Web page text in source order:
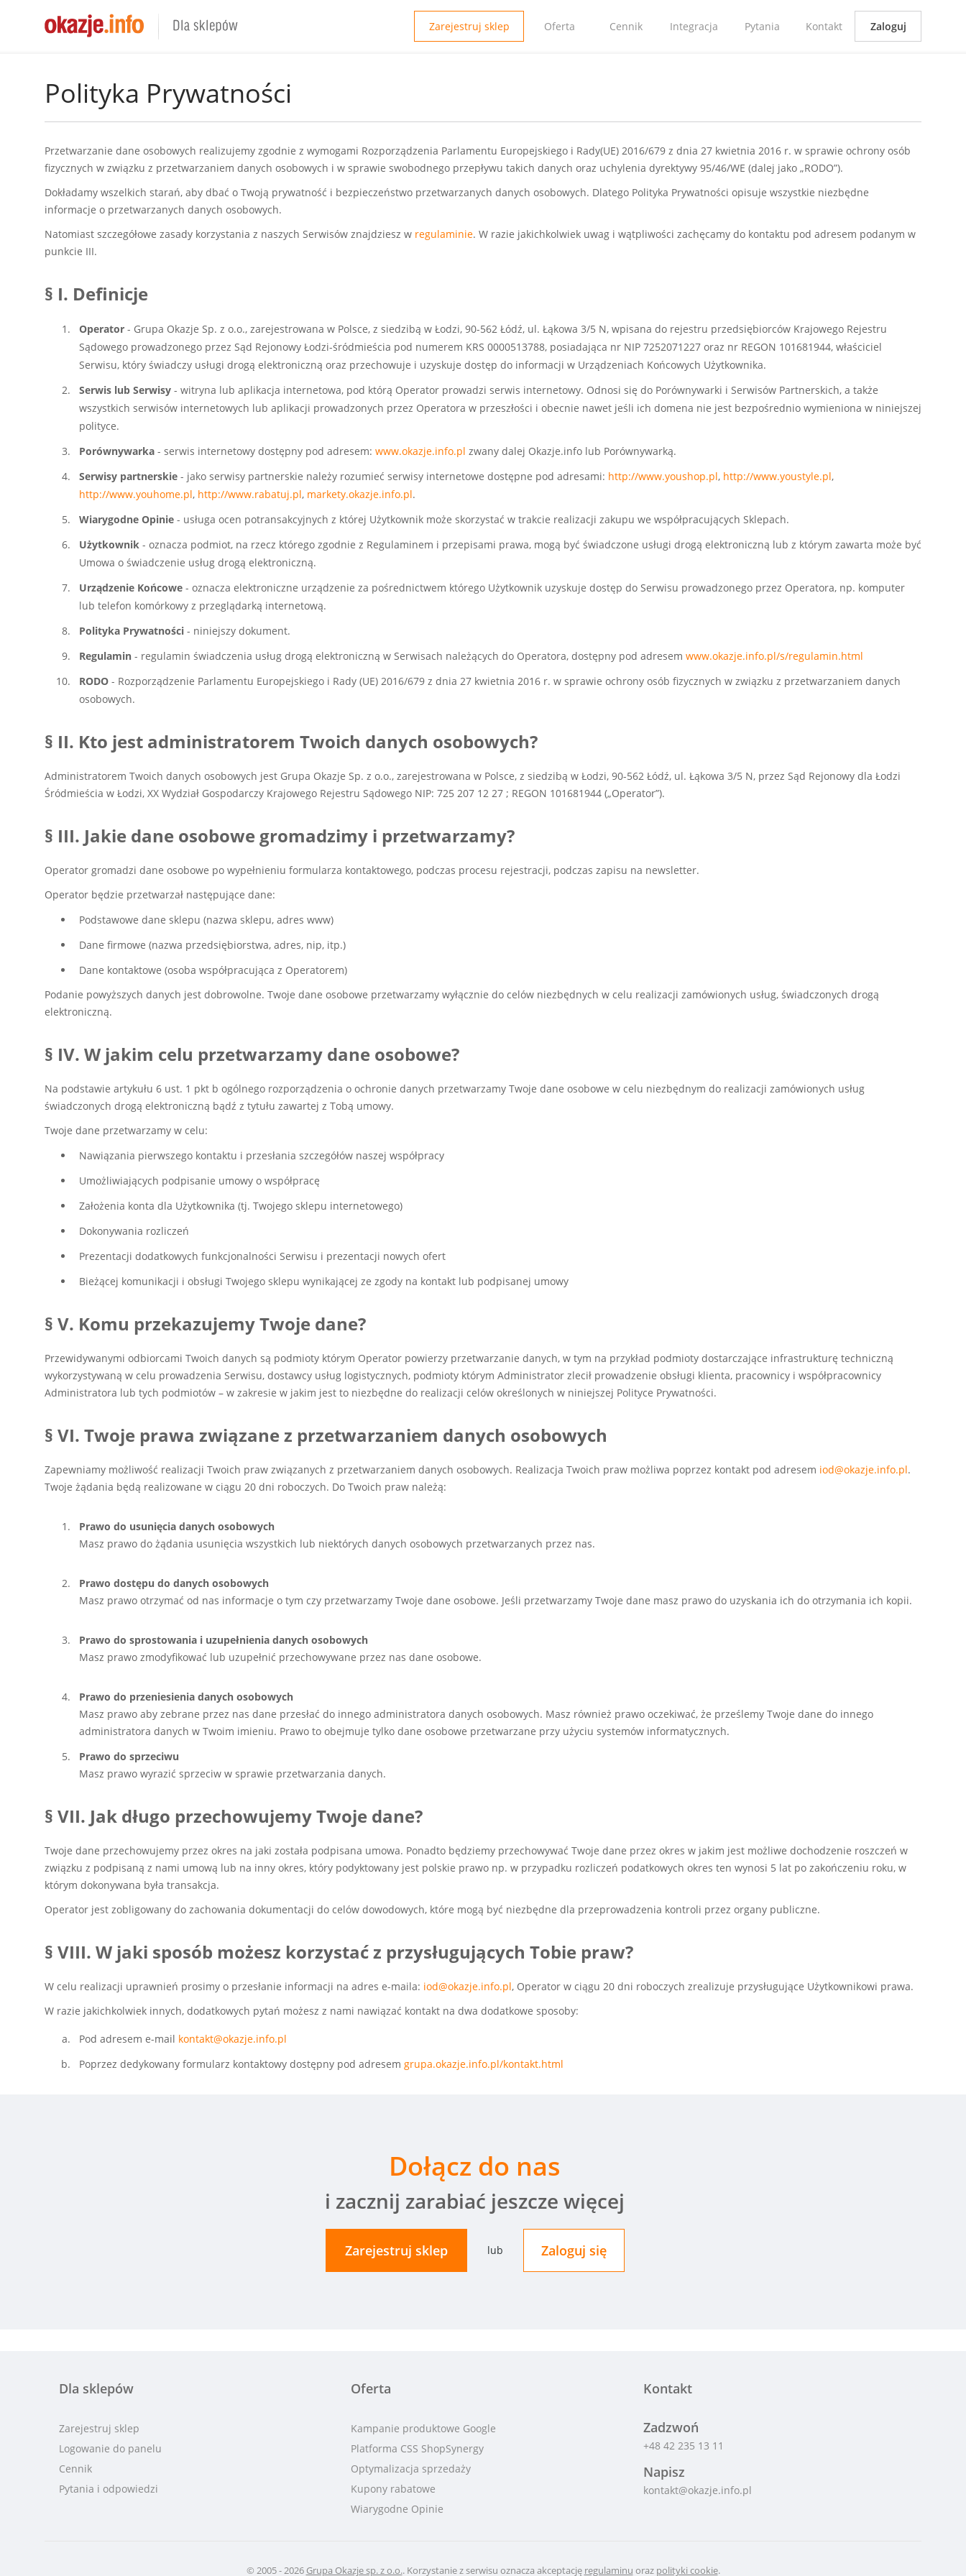
Dla sklepów Zarejestruj sklep Oferta Cennik Integracja Pytania Kontakt Zaloguj
Polityka Prywatności
Przetwarzanie dane osobowych realizujemy zgodnie z wymogami Rozporządzenia Parlamentu Europejskiego i Rady(UE) 2016/679 z dnia 27 kwietnia 2016 r. w sprawie ochrony osób
fizycznych w związku z przetwarzaniem danych osobowych i w sprawie swobodnego przepływu takich danych oraz uchylenia dyrektywy 95/46/WE (dalej jako „RODO”).
Dokładamy wszelkich starań, aby dbać o Twoją prywatność i bezpieczeństwo przetwarzanych danych osobowych. Dlatego Polityka Prywatności opisuje wszystkie niezbędne
informacje o przetwarzanych danych osobowych.
Natomiast szczegółowe zasady korzystania z naszych Serwisów znajdziesz w regulaminie. W razie jakichkolwiek uwag i wątpliwości zachęcamy do kontaktu pod adresem podanym w
punkcie III.
§ I. Definicje
Operator - Grupa Okazje Sp. z o.o., zarejestrowana w Polsce, z siedzibą w Łodzi, 90-562 Łódź, ul. Łąkowa 3/5 N, wpisana do rejestru przedsiębiorców Krajowego Rejestru
Sądowego prowadzonego przez Sąd Rejonowy Łodzi-śródmieścia pod numerem KRS 0000513788, posiadająca nr NIP 7252071227 oraz nr REGON 101681944, właściciel
Serwisu, który świadczy usługi drogą elektroniczną oraz przechowuje i uzyskuje dostęp do informacji w Urządzeniach Końcowych Użytkownika.
Serwis lub Serwisy - witryna lub aplikacja internetowa, pod którą Operator prowadzi serwis internetowy. Odnosi się do Porównywarki i Serwisów Partnerskich, a także
wszystkich serwisów internetowych lub aplikacji prowadzonych przez Operatora w przeszłości i obecnie nawet jeśli ich domena nie jest bezpośrednio wymieniona w niniejszej
polityce.
Porównywarka - serwis internetowy dostępny pod adresem: www.okazje.info.pl zwany dalej Okazje.info lub Porównywarką.
Serwisy partnerskie - jako serwisy partnerskie należy rozumieć serwisy internetowe dostępne pod adresami: http://www.youshop.pl, http://www.youstyle.pl,
http://www.youhome.pl, http://www.rabatuj.pl, markety.okazje.info.pl.
Wiarygodne Opinie - usługa ocen potransakcyjnych z której Użytkownik może skorzystać w trakcie realizacji zakupu we współpracujących Sklepach.
Użytkownik - oznacza podmiot, na rzecz którego zgodnie z Regulaminem i przepisami prawa, mogą być świadczone usługi drogą elektroniczną lub z którym zawarta może być
Umowa o świadczenie usług drogą elektroniczną.
Urządzenie Końcowe - oznacza elektroniczne urządzenie za pośrednictwem którego Użytkownik uzyskuje dostęp do Serwisu prowadzonego przez Operatora, np. komputer
lub telefon komórkowy z przeglądarką internetową.
Polityka Prywatności - niniejszy dokument.
Regulamin - regulamin świadczenia usług drogą elektroniczną w Serwisach należących do Operatora, dostępny pod adresem www.okazje.info.pl/s/regulamin.html
RODO - Rozporządzenie Parlamentu Europejskiego i Rady (UE) 2016/679 z dnia 27 kwietnia 2016 r. w sprawie ochrony osób fizycznych w związku z przetwarzaniem danych
osobowych.
§ II. Kto jest administratorem Twoich danych osobowych?
Administratorem Twoich danych osobowych jest Grupa Okazje Sp. z o.o., zarejestrowana w Polsce, z siedzibą w Łodzi, 90-562 Łódź, ul. Łąkowa 3/5 N, przez Sąd Rejonowy dla Łodzi
Śródmieścia w Łodzi, XX Wydział Gospodarczy Krajowego Rejestru Sądowego NIP: 725 207 12 27 ; REGON 101681944 („Operator”).
§ III. Jakie dane osobowe gromadzimy i przetwarzamy?
Operator gromadzi dane osobowe po wypełnieniu formularza kontaktowego, podczas procesu rejestracji, podczas zapisu na newsletter.
Operator będzie przetwarzał następujące dane:
Podstawowe dane sklepu (nazwa sklepu, adres www)
Dane firmowe (nazwa przedsiębiorstwa, adres, nip, itp.)
Dane kontaktowe (osoba współpracująca z Operatorem)
Podanie powyższych danych jest dobrowolne. Twoje dane osobowe przetwarzamy wyłącznie do celów niezbędnych w celu realizacji zamówionych usług, świadczonych drogą
elektroniczną.
§ IV. W jakim celu przetwarzamy dane osobowe?
Na podstawie artykułu 6 ust. 1 pkt b ogólnego rozporządzenia o ochronie danych przetwarzamy Twoje dane osobowe w celu niezbędnym do realizacji zamówionych usług
świadczonych drogą elektroniczną bądź z tytułu zawartej z Tobą umowy.
Twoje dane przetwarzamy w celu:
Nawiązania pierwszego kontaktu i przesłania szczegółów naszej współpracy
Umożliwiających podpisanie umowy o współpracę
Założenia konta dla Użytkownika (tj. Twojego sklepu internetowego)
Dokonywania rozliczeń
Prezentacji dodatkowych funkcjonalności Serwisu i prezentacji nowych ofert
Bieżącej komunikacji i obsługi Twojego sklepu wynikającej ze zgody na kontakt lub podpisanej umowy
§ V. Komu przekazujemy Twoje dane?
Przewidywanymi odbiorcami Twoich danych są podmioty którym Operator powierzy przetwarzanie danych, w tym na przykład podmioty dostarczające infrastrukturę techniczną
wykorzystywaną w celu prowadzenia Serwisu, dostawcy usług logistycznych, podmioty którym Administrator zlecił prowadzenie obsługi klienta, pracownicy i współpracownicy
Administratora lub tych podmiotów – w zakresie w jakim jest to niezbędne do realizacji celów określonych w niniejszej Polityce Prywatności.
§ VI. Twoje prawa związane z przetwarzaniem danych osobowych
Zapewniamy możliwość realizacji Twoich praw związanych z przetwarzaniem danych osobowych. Realizacja Twoich praw możliwa poprzez kontakt pod adresem iod@okazje.info.pl.
Twoje żądania będą realizowane w ciągu 20 dni roboczych. Do Twoich praw należą:
Prawo do usunięcia danych osobowych
Masz prawo do żądania usunięcia wszystkich lub niektórych danych osobowych przetwarzanych przez nas.
Prawo dostępu do danych osobowych
Masz prawo otrzymać od nas informacje o tym czy przetwarzamy Twoje dane osobowe. Jeśli przetwarzamy Twoje dane masz prawo do uzyskania ich do otrzymania ich kopii.
Prawo do sprostowania i uzupełnienia danych osobowych
Masz prawo zmodyfikować lub uzupełnić przechowywane przez nas dane osobowe.
Prawo do przeniesienia danych osobowych
Masz prawo aby zebrane przez nas dane przesłać do innego administratora danych osobowych. Masz również prawo oczekiwać, że prześlemy Twoje dane do innego
administratora danych w Twoim imieniu. Prawo to obejmuje tylko dane osobowe przetwarzane przy użyciu systemów informatycznych.
Prawo do sprzeciwu
Masz prawo wyrazić sprzeciw w sprawie przetwarzania danych.
§ VII. Jak długo przechowujemy Twoje dane?
Twoje dane przechowujemy przez okres na jaki została podpisana umowa. Ponadto będziemy przechowywać Twoje dane przez okres w jakim jest możliwe dochodzenie roszczeń w
związku z podpisaną z nami umową lub na inny okres, który podyktowany jest polskie prawo np. w przypadku rozliczeń podatkowych okres ten wynosi 5 lat po zakończeniu roku, w
którym dokonywana była transakcja.
Operator jest zobligowany do zachowania dokumentacji do celów dowodowych, które mogą być niezbędne dla przeprowadzenia kontroli przez organy publiczne.
§ VIII. W jaki sposób możesz korzystać z przysługujących Tobie praw?
W celu realizacji uprawnień prosimy o przesłanie informacji na adres e-maila: iod@okazje.info.pl, Operator w ciągu 20 dni roboczych zrealizuje przysługujące Użytkownikowi prawa.
W razie jakichkolwiek innych, dodatkowych pytań możesz z nami nawiązać kontakt na dwa dodatkowe sposoby:
Pod adresem e-mail kontakt@okazje.info.pl
Poprzez dedykowany formularz kontaktowy dostępny pod adresem grupa.okazje.info.pl/kontakt.html
Dołącz do nas
i zacznij zarabiać jeszcze więcej
Zarejestruj sklep lub Zaloguj się
Dla sklepów
Zarejestruj sklep
Logowanie do panelu
Cennik
Pytania i odpowiedzi
Oferta
Kampanie produktowe Google
Platforma CSS ShopSynergy
Optymalizacja sprzedaży
Kupony rabatowe
Wiarygodne Opinie
Kontakt
Zadzwoń
+48 42 235 13 11
Napisz
kontakt@okazje.info.pl
© 2005 - 2026 Grupa Okazje sp. z o.o.. Korzystanie z serwisu oznacza akceptację regulaminu oraz polityki cookie.